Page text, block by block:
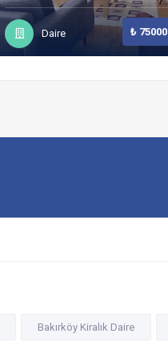
Daire ₺ 75000
Bakırköy Kiralık Daire